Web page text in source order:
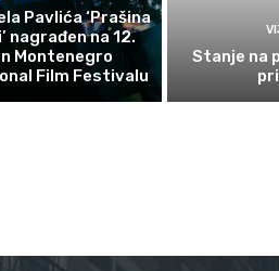
Pavlića ‘Prašina
nagrađen na 12.
Montenegro
Film Festivalu
Stanje na